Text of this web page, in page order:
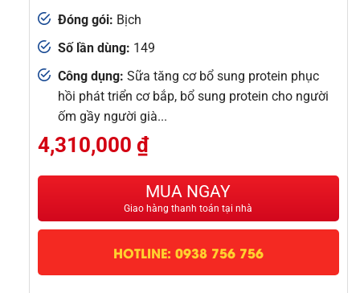
Đóng gói: Bịch
Số lần dùng: 149
Công dụng: Sữa tăng cơ bổ sung protein phục
hồi phát triển cơ bắp, bổ sung protein cho người
ốm gầy người già...
4,310,000 ₫
MUA NGAY
Giao hàng thanh toán tại nhà
HOTLINE: 0938 756 756